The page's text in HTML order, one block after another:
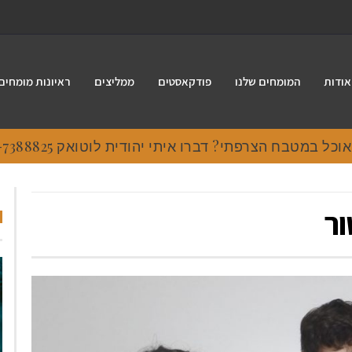
אודות המומחים שלנו פודקאסטים ממליצים ראיונות
במטבח הצרפתי? דברו איתי יהודית לוטואק 054-7388825.